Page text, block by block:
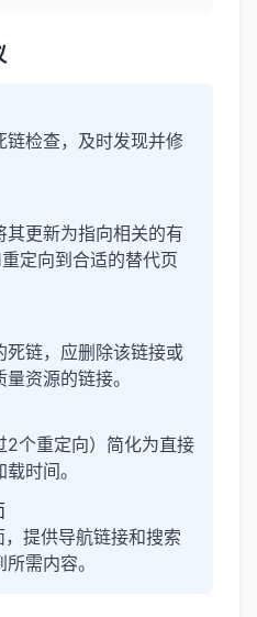
链检查，及时发现并修
其更新为指向相关的有
定向到合适的替代页
死链，应删除该链接或
资源的链接。
2个重定向）简化为直接
时间。
提供导航链接和搜索
需内容。